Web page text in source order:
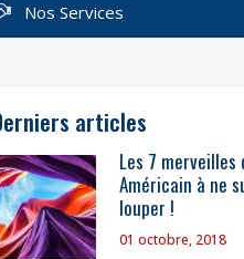
Nos Services
articles
Les 7 merveilles
Américain à ne
louper !
01 octobre, 2018